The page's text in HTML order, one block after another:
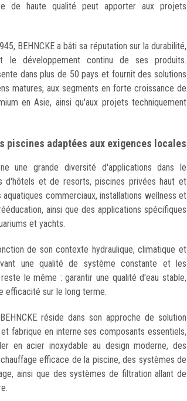
de haute qualité peut apporter aux projets
BEHNCKE a bâti sa réputation sur la durabilité,
le développement continu de ses produits.
dans plus de 50 pays et fournit des solutions
matures, aux segments en forte croissance de
en Asie, ainsi qu'aux projets techniquement
piscines adaptées aux exigences locales
une grande diversité d'applications dans le
d'hôtels et de resorts, piscines privées haut et
commerciaux, installations wellness et
ainsi que des applications spécifiques
et yachts.
de son contexte hydraulique, climatique et
une qualité de système constante et les
le même : garantir une qualité d'eau stable,
efficacité sur le long terme.
réside dans son approche de solution
fabrique en interne ses composants essentiels,
en acier inoxydable au design moderne, des
efficace de la piscine, des systèmes de
ainsi que des systèmes de filtration allant de